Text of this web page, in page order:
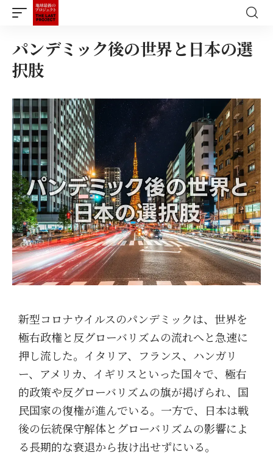
パンデミック後の世界と日本の選
択肢
新型コロナウイルスのパンデミックは、世界を
極右政権と反グローバリズムの流れへと急速に
押し流した。イタリア、フランス、ハンガリ
ー、アメリカ、イギリスといった国々で、極右
的政策や反グローバリズムの旗が掲げられ、国
民国家の復権が進んでいる。一方で、日本は戦
後の伝統保守解体とグローバリズムの影響によ
る長期的な衰退から抜け出せずにいる。